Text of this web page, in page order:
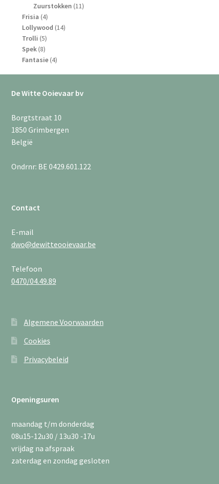
Zuurstokken 1111
Frisia 44
producten
Lollywood 1414
Trolli 55
producten
Spek 88
producten
Fantasie 44
De Witte Ooievaar bv
Borgtstraat 10
1850 Grimbergen
België
Ondrnr: BE 0429.601.122
Contact
E-mail
dwo@dewitteooievaar.be
Telefoon
0470/04.49.89
Algemene Voorwaarden
Cookies
Privacybeleid
Openingsuren
maandag t/m donderdag
08u15-12u30 / 13u30 -17u
vrijdag na afspraak
zaterdag en zondag gesloten